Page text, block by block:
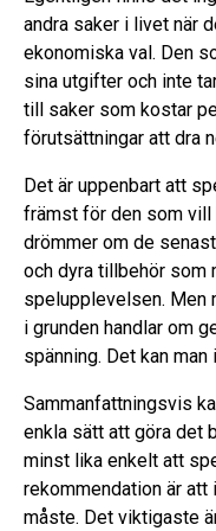
andra saker i livet när
ekonomiska val. Den
sina utgifter och inte
till saker som kostar
förutsättningar att dra
Det är uppenbart att
främst för den som vill
drömmer om de
och dyra tillbehör som
spelupplevelsen. Men
i grunden handlar om
spänning. Det kan
Sammanfattningsvis
enkla sätt att göra det
minst lika enkelt att
rekommendation är att
måste. Det viktigaste